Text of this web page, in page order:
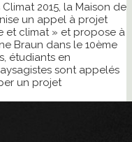
2015, la Maison de
un appel à projet
et climat » et propose à
Braun dans le 10ème
étudiants en
sont appelés
un projet